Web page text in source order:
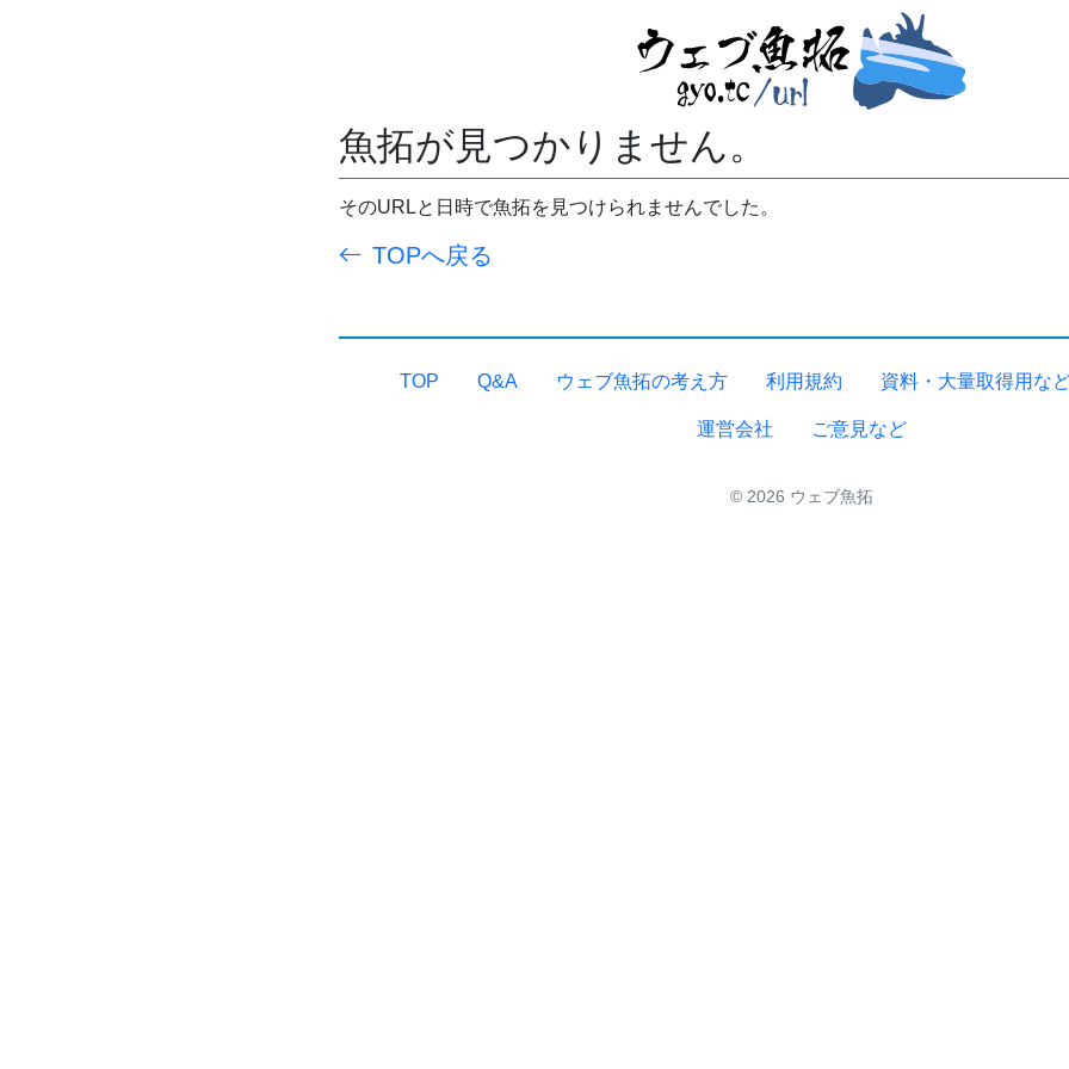
魚拓が見つかりません。
そのURLと日時で魚拓を見つけられませんでした。
TOPへ戻る
TOP Q&A ウェブ魚拓の考え方 利用規約 資料・大量取得用な
運営会社 ご意見など
© 2026 ウェブ魚拓